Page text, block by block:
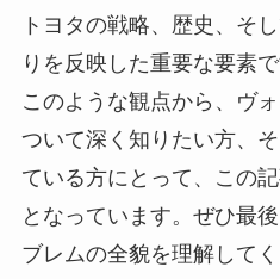
トヨタの戦略、歴史、そ
りを反映した重要な要素で
このような観点から、ヴ
ついて深く知りたい方、
ている方にとって、この
となっています。ぜひ最
ブレムの全貌を理解してく